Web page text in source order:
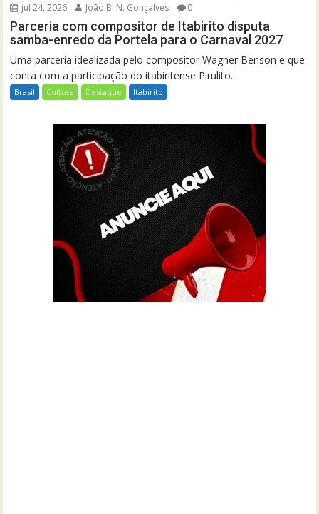
jul 24, 2026 João B. N. Gonçalves 0
Parceria com compositor de Itabirito disputa
samba-enredo da Portela para o Carnaval 2027
Uma parceria idealizada pelo compositor Wagner Benson e que
conta com a participação do itabiritense Pirulito...
Brasil Cultura Destaque Itabirito